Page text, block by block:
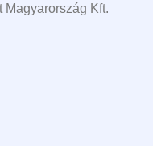
Magyarország Kft.